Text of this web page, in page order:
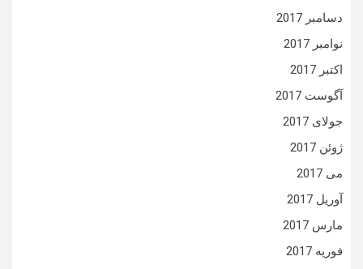
دسامبر 2017
نوامبر 2017
اکتبر 2017
آگوست 2017
جولای 2017
ژوئن 2017
می 2017
آوریل 2017
مارس 2017
فوریه 2017